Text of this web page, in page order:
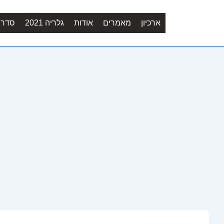
סדר גלריה 2021 אודות מאמרים ארכיון